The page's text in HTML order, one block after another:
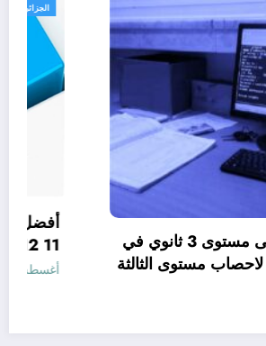
وظائف مفتوحة للحاصلين على مستوى 3 ثانوي في
.. 15 وظيفة مفتوحة لاحصاب مستوى الثالثة